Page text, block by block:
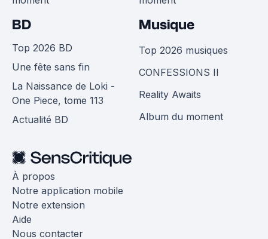
BD
Top 2026 BD
Une fête sans fin
La Naissance de Loki -
One Piece, tome 113
Actualité BD
Musique
Top 2026 musiques
CONFESSIONS II
Reality Awaits
Album du moment
À propos
Notre application mobile
Notre extension
Aide
Nous contacter